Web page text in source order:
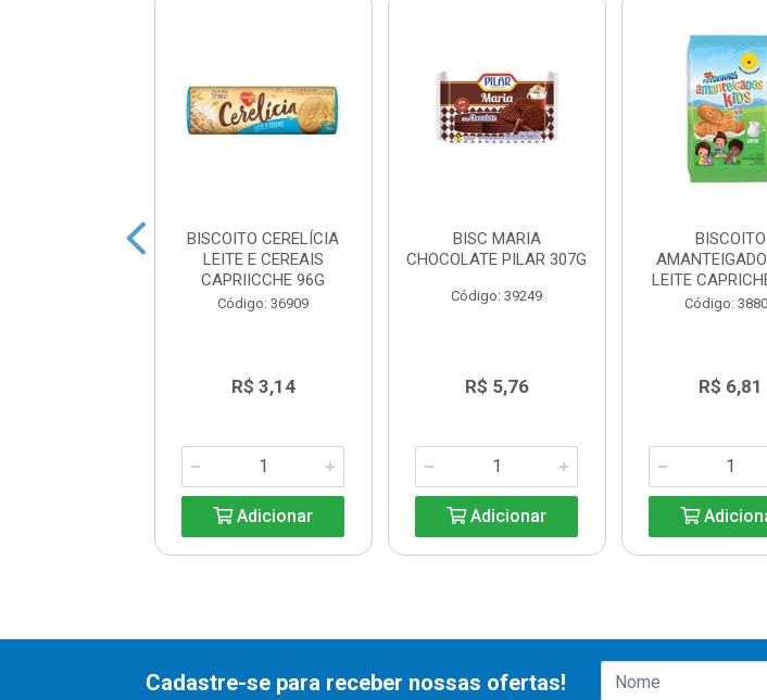
BISCOITO CERELÍCIA
LEITE E CEREAIS
CAPRIICCHE 96G
Código: 36909
R$ 3,14
Adicionar
BISC MARIA
CHOCOLATE PILAR 307G
Código: 39249
R$ 5,76
Adicionar
BISCOITO
LEITE
Código:
R$ 6,81
Cadastre-se para receber nossas ofertas!